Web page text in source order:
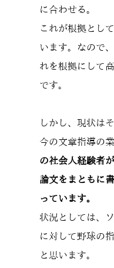
に合わせる。
これが根拠とし
います。なので
れを根拠にして
です。
しかし、現状は
今の文章指導の
の社会人経験者
論文をまともに
っています。
状況としては、
に対して野球の
と思います。